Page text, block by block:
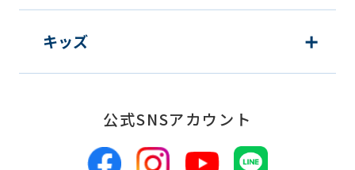
キッズ
公式SNSアカウント